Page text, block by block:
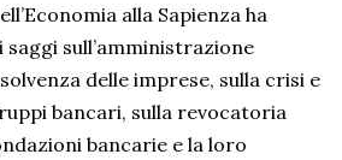
alla Sapienza ha
sull’amministrazione
delle imprese, sulla crisi e
bancari, sulla revocatoria
bancarie e la loro